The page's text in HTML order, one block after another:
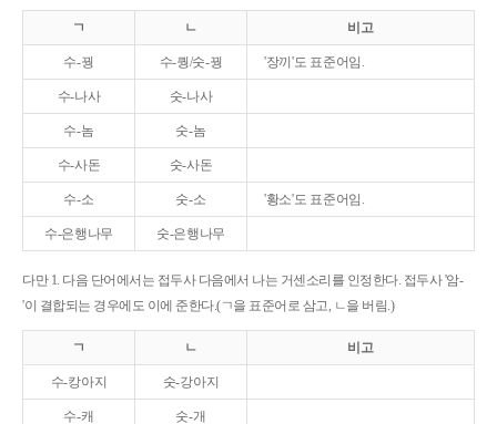
ㄱ ㄴ 비고
수-꿩 수-퀑/숫-꿩 '장끼'도 표준어임.
수-나사 숫-나사
수-놈 숫-놈
수-사돈 숫-사돈
수-소 숫-소 '황소'도 표준어임.
수-은행나무 숫-은행나무
다만 1. 다음 단어에서는 접두사 다음에서 나는 거센소리를 인정한다. 접두사 '암-
'이 결합되는 경우에도 이에 준한다.(ㄱ을 표준어로 삼고, ㄴ을 버림.)
ㄱ ㄴ 비고
수-캉아지 숫-강아지
수-캐 숫-개